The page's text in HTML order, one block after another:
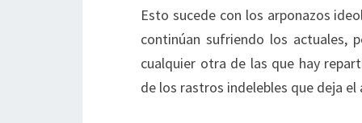
Esto sucede con los arponazos
continúan sufriendo los actuales,
cualquier otra de las que hay
de los rastros indelebles que deja